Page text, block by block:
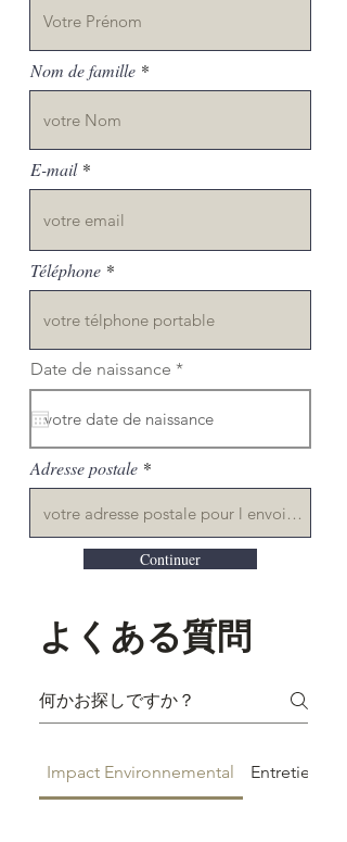
Nom de famille
E-mail
Téléphone
Date de naissance *r
e
u
r
d
Adresse postale
Continuer
よくある質問
Impact Environnemental Entretien et